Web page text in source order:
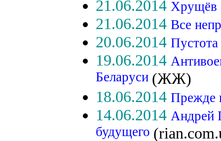
21.06.2014 Хрущёв
21.06.2014 Все
20.06.2014
19.06.2014
Беларуси (ЖЖ)
18.06.2014 Прежде
14.06.2014 Андрей
будущего